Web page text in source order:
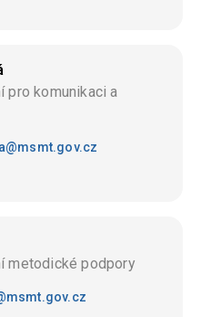
pro komunikaci a
metodické podpory